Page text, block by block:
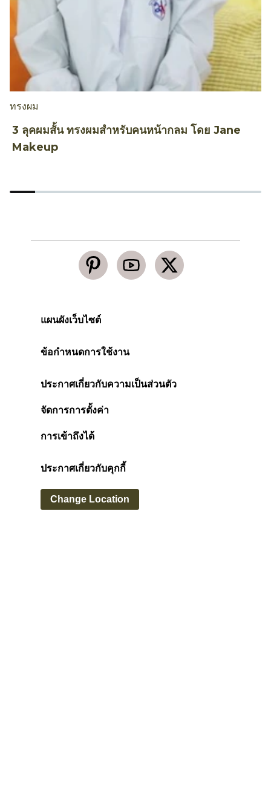
ทรงผม
3 ลุคผมสั้น ทรงผมสำหรับคนหน้ากลม โดย Jane
Makeup
แผนผังเว็บไซต์
ข้อกำหนดการใช้งาน
ประกาศเกี่ยวกับความเป็นส่วนตัว
จัดการการตั้งค่า
การเข้าถึงได้
ประกาศเกี่ยวกับคุกกี้
Change Location